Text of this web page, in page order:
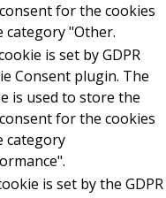
for the cookies
category "Other.
is set by GDPR
Consent plugin. The
is used to store the
for the cookies
category
is set by the GDPR